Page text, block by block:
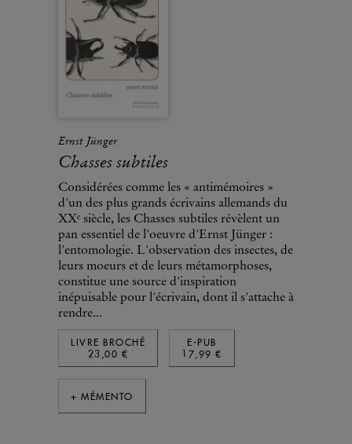
Ernst Jünger
Chasses subtiles
Considérées comme les « antimémoires »
d'un des plus grands écrivains allemands du
XXᵉ siècle, les Chasses subtiles révèlent un
pan essentiel de l'oeuvre d'Ernst Jünger :
l'entomologie. L'observation des insectes, de
leurs moeurs et de leurs métamorphoses,
constitue une source d'inspiration
inépuisable pour l'écrivain, dont il s'attache à
rendre...
LIVRE BROCHÉ
23,00 €
E-PUB
17,99 €
+ MÉMENTO